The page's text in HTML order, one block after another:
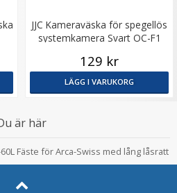
JJC Kameraväska för spegellös
systemkamera Svart OC-F1
129 kr
LÄGG I VARUKORG
är här
Fäste för Arca-Swiss med lång låsratt